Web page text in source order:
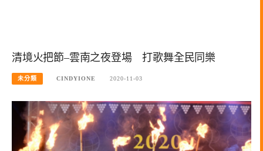
清境火把節–雲南之夜登場 打歌舞全民同樂
未分類 CINDYIONE 2020-11-03